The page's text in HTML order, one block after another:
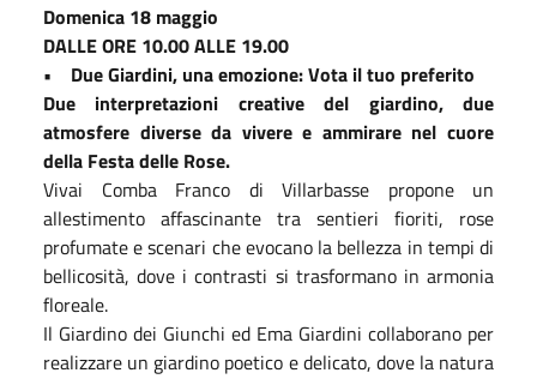
Domenica 18 maggio
DALLE ORE 10.00 ALLE 19.00
• Due Giardini, una emozione: Vota il tuo preferito
Due interpretazioni creative del giardino, due
atmosfere diverse da vivere e ammirare nel cuore
della Festa delle Rose.
Vivai Comba Franco di Villarbasse propone un
allestimento affascinante tra sentieri fioriti, rose
profumate e scenari che evocano la bellezza in tempi di
bellicosità, dove i contrasti si trasformano in armonia
floreale.
Il Giardino dei Giunchi ed Ema Giardini collaborano per
realizzare un giardino poetico e delicato, dove la natura